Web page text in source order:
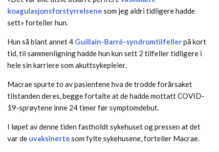
koagulasjonsforstyrrelsene som jeg aldri tidligere hadde
sett» forteller hun.
Hun så blant annet 4 Guillain-Barré-syndromtilfellerpå kort
tid, til sammenligning hadde hun kun sett 2 tilfeller tidligere i
hele sin karriere som akuttsykepleier.
Macrae spurte to av pasientene hva de trodde forårsaket
tilstanden deres, begge fortalte at de hadde mottatt COVID-
19-sprøytene inne 24 timer før symptomdebut.
I løpet av denne tiden fastholdt sykehuset og pressen at det
var de uvaksinerte som fylte sykehusene, forteller Macrae.